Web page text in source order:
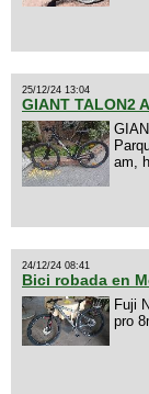
25/12/24 13:04
GIANT TALON2
am,
24/12/24 08:41
Bici robada en
Fuji
pro